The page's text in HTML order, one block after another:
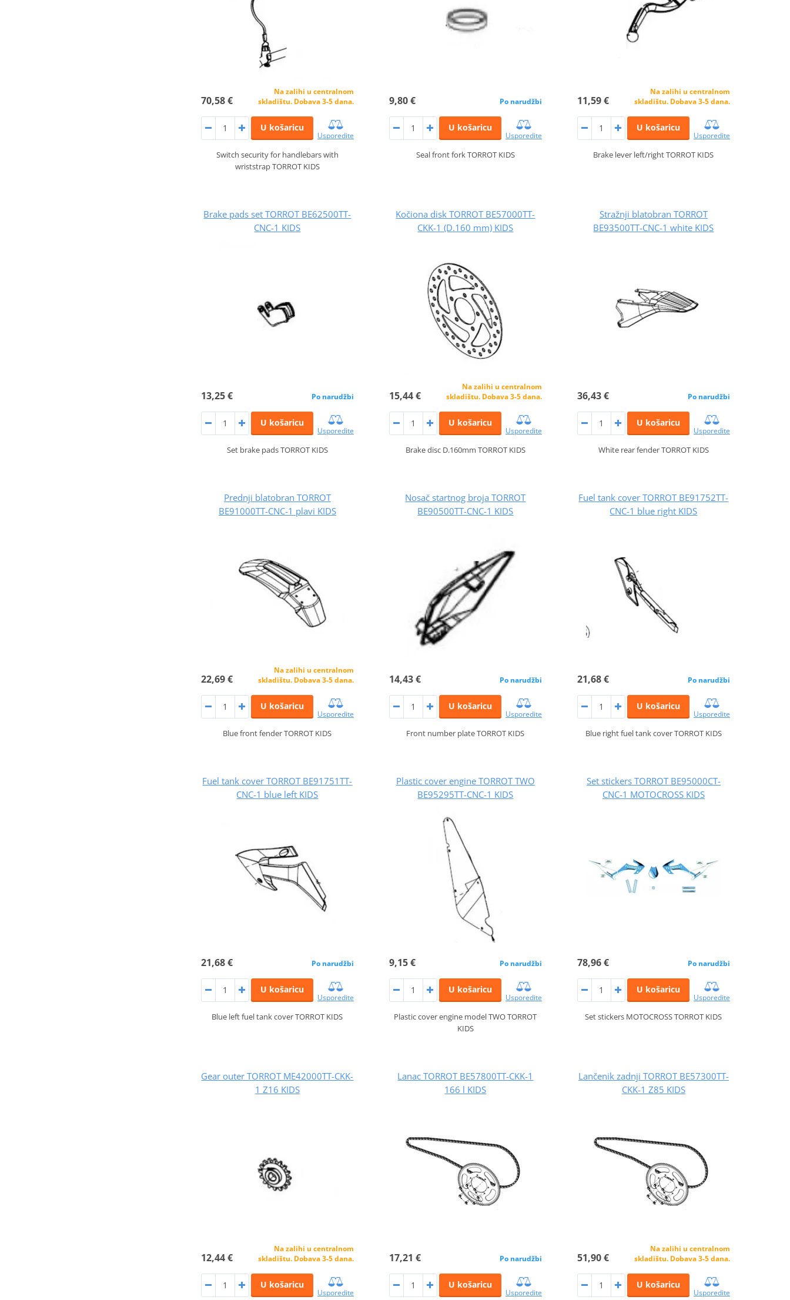
70,58 €
Na zalihi u centralnom
skladištu. Dobava 3-5 dana.
U košaricu
Usporedite
Switch security for handlebars with
wriststrap TORROT KIDS
9,80 € Po narudžbi
U košaricu
Usporedite
Seal front fork TORROT KIDS
11,59 €
Na zalihi u centralnom
skladištu. Dobava 3-5 dana.
U košaricu
Usporedite
Brake lever left/right TORROT KIDS
Brake pads set TORROT BE62500TT-
CNC-1 KIDS
13,25 € Po narudžbi
U košaricu
Usporedite
Set brake pads TORROT KIDS
Kočiona disk TORROT BE57000TT-
CKK-1 (D.160 mm) KIDS
15,44 €
Na zalihi u centralnom
skladištu. Dobava 3-5 dana.
U košaricu
Usporedite
Brake disc D.160mm TORROT KIDS
Stražnji blatobran TORROT
BE93500TT-CNC-1 white KIDS
36,43 € Po narudžbi
U košaricu
Usporedite
White rear fender TORROT KIDS
Prednji blatobran TORROT
BE91000TT-CNC-1 plavi KIDS
22,69 €
Na zalihi u centralnom
skladištu. Dobava 3-5 dana.
U košaricu
Usporedite
Blue front fender TORROT KIDS
Nosač startnog broja TORROT
BE90500TT-CNC-1 KIDS
14,43 € Po narudžbi
U košaricu
Usporedite
Front number plate TORROT KIDS
Fuel tank cover TORROT BE91752TT-
CNC-1 blue right KIDS
21,68 € Po narudžbi
U košaricu
Usporedite
Blue right fuel tank cover TORROT KIDS
Fuel tank cover TORROT BE91751TT-
CNC-1 blue left KIDS
21,68 € Po narudžbi
U košaricu
Usporedite
Blue left fuel tank cover TORROT KIDS
Plastic cover engine TORROT TWO
BE95295TT-CNC-1 KIDS
9,15 € Po narudžbi
U košaricu
Usporedite
Plastic cover engine model TWO TORROT
KIDS
Set stickers TORROT BE95000CT-
CNC-1 MOTOCROSS KIDS
78,96 € Po narudžbi
U košaricu
Usporedite
Set stickers MOTOCROSS TORROT KIDS
Gear outer TORROT ME42000TT-CKK-
1 Z16 KIDS
12,44 €
Na zalihi u centralnom
skladištu. Dobava 3-5 dana.
U košaricu
Usporedite
Lanac TORROT BE57800TT-CKK-1
166 l KIDS
17,21 € Po narudžbi
U košaricu
Usporedite
Lančenik zadnji TORROT BE57300TT-
CKK-1 Z85 KIDS
51,90 €
Na zalihi u centralnom
skladištu. Dobava 3-5 dana.
U košaricu
Usporedite